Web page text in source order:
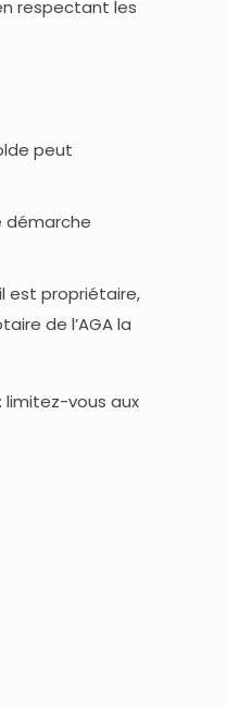
respectant les
peut
démarche
est propriétaire,
de l’AGA la
limitez-vous aux